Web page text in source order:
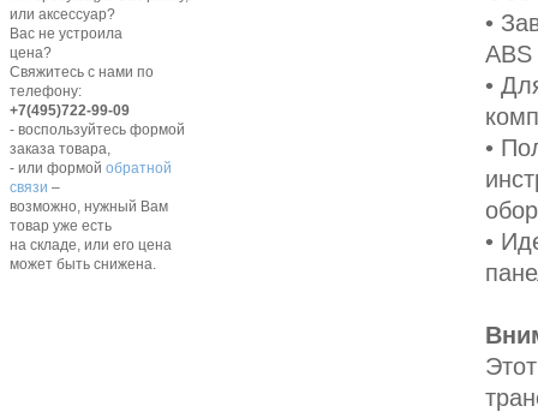
или аксессуар?
Вас не устроила
цена?
Свяжитесь с нами по
телефону:
+7(495)722-99-09
- воспользуйтесь формой
заказа товара,
- или формой обратной
связи –
возможно, нужный Вам
товар уже есть
на складе, или его цена
может быть снижена.
•
ABS
•
•
•